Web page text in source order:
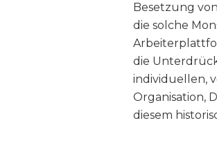
Besetzung
die solche
die
individuellen,
Organisation,
diesem